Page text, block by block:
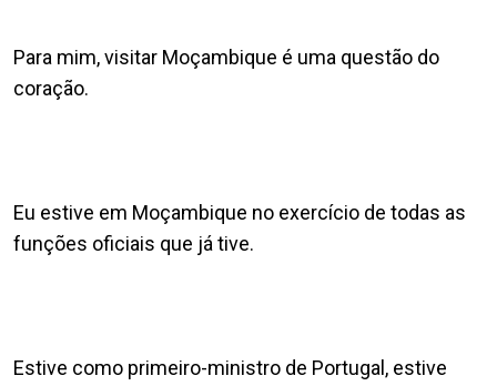
Para mim, visitar Moçambique é uma questão do
coração.
Eu estive em Moçambique no exercício de todas as
funções oficiais que já tive.
Estive como primeiro-ministro de Portugal, estive